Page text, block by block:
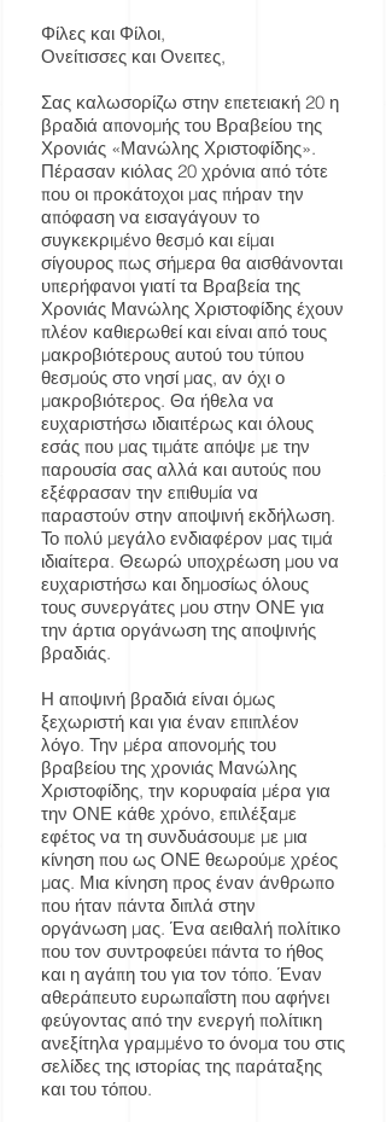
Φίλες και Φίλοι,
Ονείτισσες και Ονειτες,
Σας καλωσορίζω στην επετειακή 20 η
βραδιά απονομής του Βραβείου της
Χρονιάς «Μανώλης Χριστοφίδης».
Πέρασαν κιόλας 20 χρόνια από τότε
που οι προκάτοχοι μας πήραν την
απόφαση να εισαγάγουν το
συγκεκριμένο θεσμό και είμαι
σίγουρος πως σήμερα θα αισθάνονται
υπερήφανοι γιατί τα Βραβεία της
Χρονιάς Μανώλης Χριστοφίδης έχουν
πλέον καθιερωθεί και είναι από τους
μακροβιότερους αυτού του τύπου
θεσμούς στο νησί μας, αν όχι ο
μακροβιότερος. Θα ήθελα να
ευχαριστήσω ιδιαιτέρως και όλους
εσάς που μας τιμάτε απόψε με την
παρουσία σας αλλά και αυτούς που
εξέφρασαν την επιθυμία να
παραστούν στην αποψινή εκδήλωση.
Το πολύ μεγάλο ενδιαφέρον μας τιμά
ιδιαίτερα. Θεωρώ υποχρέωση μου να
ευχαριστήσω και δημοσίως όλους
τους συνεργάτες μου στην ΟΝΕ για
την άρτια οργάνωση της αποψινής
βραδιάς.
Η αποψινή βραδιά είναι όμως
ξεχωριστή και για έναν επιπλέον
λόγο. Την μέρα απονομής του
βραβείου της χρονιάς Μανώλης
Χριστοφίδης, την κορυφαία μέρα για
την ΟΝΕ κάθε χρόνο, επιλέξαμε
εφέτος να τη συνδυάσουμε με μια
κίνηση που ως ΟΝΕ θεωρούμε χρέος
μας. Μια κίνηση προς έναν άνθρωπο
που ήταν πάντα διπλά στην
οργάνωση μας. Ένα αειθαλή πολίτικο
που τον συντροφεύει πάντα το ήθος
και η αγάπη του για τον τόπο. Έναν
αθεράπευτο ευρωπαΐστη που αφήνει
φεύγοντας από την ενεργή πολίτικη
ανεξίτηλα γραμμένο το όνομα του στις
σελίδες της ιστορίας της παράταξης
και του τόπου.